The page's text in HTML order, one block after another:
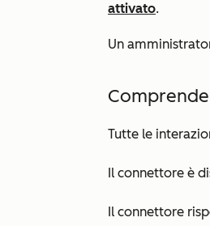
attivato.
Un
Tutte le
Il connettore è
Il connettore